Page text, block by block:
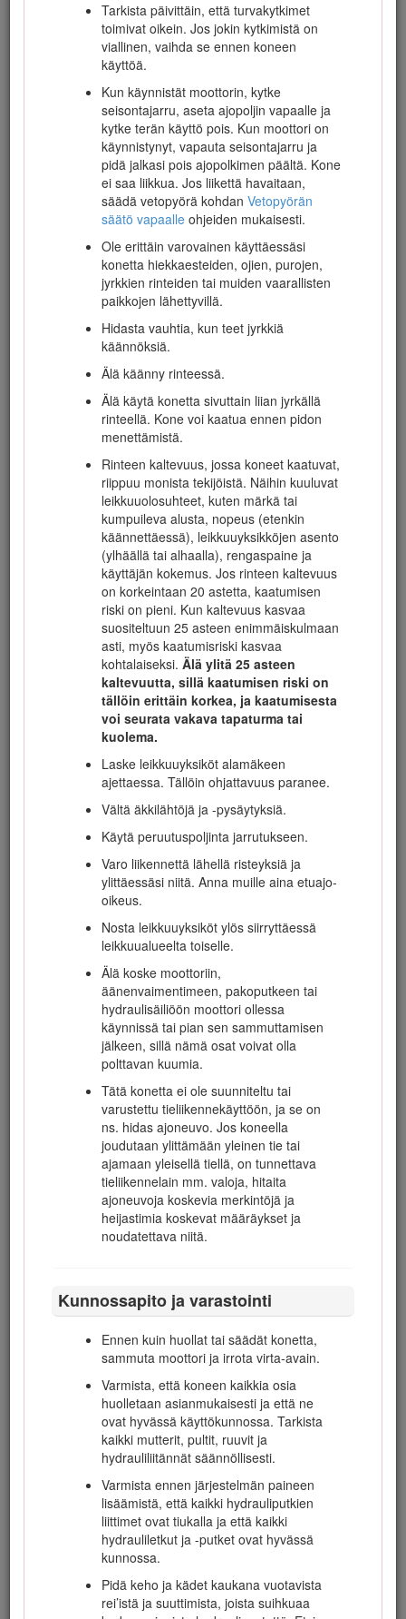
Tarkista päivittäin, että turvakytkimet
toimivat oikein. Jos jokin kytkimistä on
viallinen, vaihda se ennen koneen
käyttöä.
Kun käynnistät moottorin, kytke
seisontajarru, aseta ajopoljin vapaalle ja
kytke terän käyttö pois. Kun moottori on
käynnistynyt, vapauta seisontajarru ja
pidä jalkasi pois ajopolkimen päältä. Kone
ei saa liikkua. Jos liikettä havaitaan,
säädä vetopyörä kohdan Vetopyörän
säätö vapaalle ohjeiden mukaisesti.
Ole erittäin varovainen käyttäessäsi
konetta hiekkaesteiden, ojien, purojen,
jyrkkien rinteiden tai muiden vaarallisten
paikkojen lähettyvillä.
Hidasta vauhtia, kun teet jyrkkiä
käännöksiä.
Älä käänny rinteessä.
Älä käytä konetta sivuttain liian jyrkällä
rinteellä. Kone voi kaatua ennen pidon
menettämistä.
Rinteen kaltevuus, jossa koneet kaatuvat,
riippuu monista tekijöistä. Näihin kuuluvat
leikkuuolosuhteet, kuten märkä tai
kumpuileva alusta, nopeus (etenkin
käännettäessä), leikkuuyksikköjen asento
(ylhäällä tai alhaalla), rengaspaine ja
käyttäjän kokemus. Jos rinteen kaltevuus
on korkeintaan 20 astetta, kaatumisen
riski on pieni. Kun kaltevuus kasvaa
suositeltuun 25 asteen enimmäiskulmaan
asti, myös kaatumisriski kasvaa
kohtalaiseksi. Älä ylitä 25 asteen
kaltevuutta, sillä kaatumisen riski on
tällöin erittäin korkea, ja kaatumisesta
voi seurata vakava tapaturma tai
kuolema.
Laske leikkuuyksiköt alamäkeen
ajettaessa. Tällöin ohjattavuus paranee.
Vältä äkkilähtöjä ja -pysäytyksiä.
Käytä peruutuspoljinta jarrutukseen.
Varo liikennettä lähellä risteyksiä ja
ylittäessäsi niitä. Anna muille aina etuajo-
oikeus.
Nosta leikkuuyksiköt ylös siirryttäessä
leikkuualueelta toiselle.
Älä koske moottoriin,
äänenvaimentimeen, pakoputkeen tai
hydraulisäiliöön moottori ollessa
käynnissä tai pian sen sammuttamisen
jälkeen, sillä nämä osat voivat olla
polttavan kuumia.
Tätä konetta ei ole suunniteltu tai
varustettu tieliikennekäyttöön, ja se on
ns. hidas ajoneuvo. Jos koneella
joudutaan ylittämään yleinen tie tai
ajamaan yleisellä tiellä, on tunnettava
tieliikennelain mm. valoja, hitaita
ajoneuvoja koskevia merkintöjä ja
heijastimia koskevat määräykset ja
noudatettava niitä.
Kunnossapito ja varastointi
Ennen kuin huollat tai säädät konetta,
sammuta moottori ja irrota virta-avain.
Varmista, että koneen kaikkia osia
huolletaan asianmukaisesti ja että ne
ovat hyvässä käyttökunnossa. Tarkista
kaikki mutterit, pultit, ruuvit ja
hydrauliliitännät säännöllisesti.
Varmista ennen järjestelmän paineen
lisäämistä, että kaikki hydrauliputkien
liittimet ovat tiukalla ja että kaikki
hydrauliletkut ja -putket ovat hyvässä
kunnossa.
Pidä keho ja kädet kaukana vuotavista
rei’istä ja suuttimista, joista suihkuaa
Toro-leikkurin turvallisuus
Seuraavassa luettelossa on Toro-tuotteita koskevia
turvaohjeita ja muita turvallisuustietoja, jotka on syytä
tietää ja jotka eivät sisälly CEN-, ANSI- tai ISO-
standardeihin.
Tämä tuote voi katkaista jalan tai käden sekä singota
esineitä. Noudata aina kaikkia turvallisuusohjeita
vakavan loukkaantumisen tai kuoleman välttämiseksi.
Tuotteen käyttäminen muuhun kuin sen aiottuun
käyttötarkoitukseen voi olla vaarallista käyttäjälle ja
Vaara
Moottorin pakokaasu sisältää hiilimonoksidia, joka
on hajuton ja myrkyllinen kaasu ja voi aiheuttaa
hengenvaaran.
Älä käytä moottoria sisällä tai suljetussa tilassa.
Valmistelut
Laadi omat erityistoimintatavat ja työskentelyohjeet
epätavallisiin käyttöolosuhteisiin (jos esim. rinteet
ovat liian jyrkkiä ajettaviksi).Tutki koko
leikkuualue ja selvitä, millä rinteillä konetta
voidaan käyttää turvallisesti.Kun tutkit aluetta,
käytä aina tervettä järkeä ja ota maaperän kunto ja
kaatumisen riski huomioon.
Koulutus
Käyttäjän on oltava koulutettu ajamaan rinteillä. Jos
rinteillä ajettaessa ei noudateta varovaisuutta,
ajoneuvo saattaa kallistua tai pyörähtää ympäri,
jolloin kuljettaja voi loukkaantua tai kuolla.
Käyttö
moottorin sammutettua nopeasti.
On suositeltavaa käyttää turvakenkiä ja pitkiä
housuja. Jotkin paikalliset säädökset ja
vakuutussäännöt saattavat edellyttää niiden
käyttämistä.
Pidä kädet, jalat ja vaatetus poissa liikkuvista
osista ja leikkurin poistoalueelta.
Lisää polttoainetta polttoainesäiliöön, kunnes
pinta on 12 mm täyttökaulan alareunan
alapuolella. Älä täytä liikaa.
Tarkista päivittäin, että turvakytkimet toimivat
oikein. Jos jokin kytkimistä on viallinen,
vaihda se ennen koneen käyttöä.
Kun käynnistät moottorin, kytke
käynnistynyt, vapauta seisontajarru ja pidä
jalkasi pois ajopolkimen päältä. Kone ei saa
vetopyörä kohdanVetopyörän säätö vapaalle
ohjeiden mukaisesti.
Ole erittäin varovainen käyttäessäsi konetta
hiekkaesteiden, ojien, purojen, jyrkkien
rinteiden tai muiden vaarallisten paikkojen
lähettyvillä.
Älä käänny rinteessä.
Älä käytä konetta sivuttain liian jyrkällä
rinteellä. Kone voi kaatua ennen pidon
menettämistä.
Rinteen kaltevuus, jossa koneet kaatuvat,
riippuu monista tekijöistä. Näihin kuuluvat